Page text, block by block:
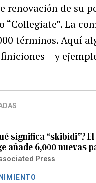
renovación de su
“Collegiate”. La
términos. Aquí
—y
significa “skibidi”?
añade 6,000 nuevas
Press